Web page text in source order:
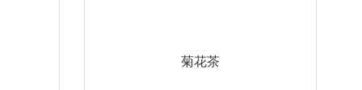
菊花茶